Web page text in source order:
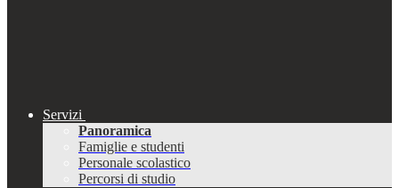
Servizi
Panoramica
Famiglie e studenti
Personale scolastico
Percorsi di studio